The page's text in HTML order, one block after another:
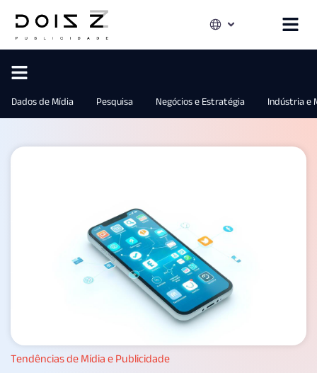
Dados de Mídia Pesquisa Negócios e Estratégia Indústria e
Tendências de Mídia e Publicidade